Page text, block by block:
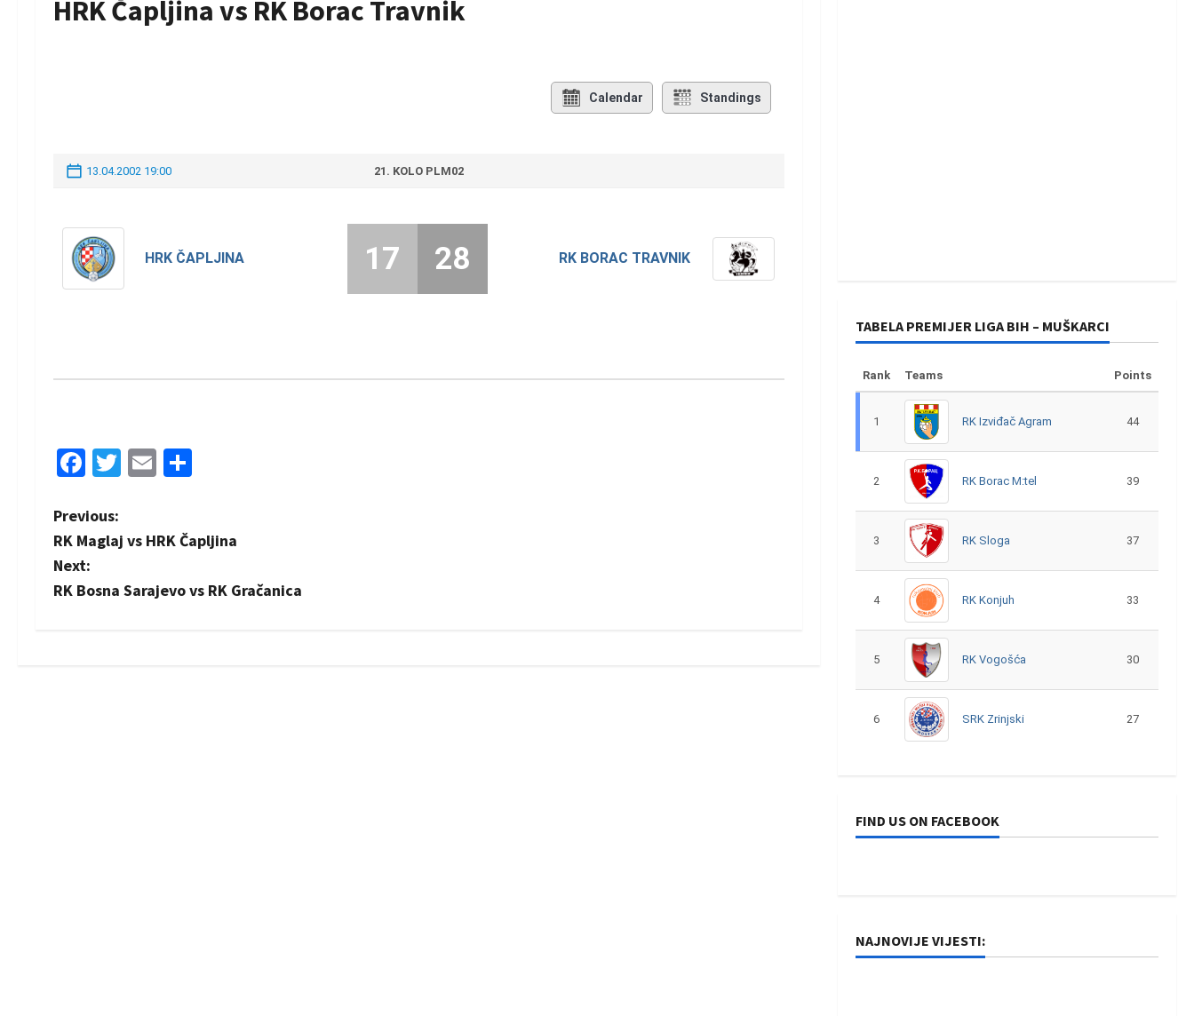
HRK Čapljina vs RK Borac Travnik
Calendar Standings
13.04.2002 19:00 21. KOLO PLM02
HRK ČAPLJINA RK BORAC TRAVNIK
17 28
Facebook
Twitter
Email
P
o
s
Previous:
RK Maglaj vs HRK Čapljina
Next:
RK Bosna Sarajevo vs RK Gračanica
TABELA PREMIJER LIGA BIH – MUŠKARCI
Rank Teams Points
1 RK Izviđač Agram 44
2 RK Borac M:tel 39
3 RK Sloga 37
4 RK Konjuh 33
5 RK Vogošća 30
6 SRK Zrinjski 27
FIND US ON FACEBOOK
NAJNOVIJE VIJESTI: